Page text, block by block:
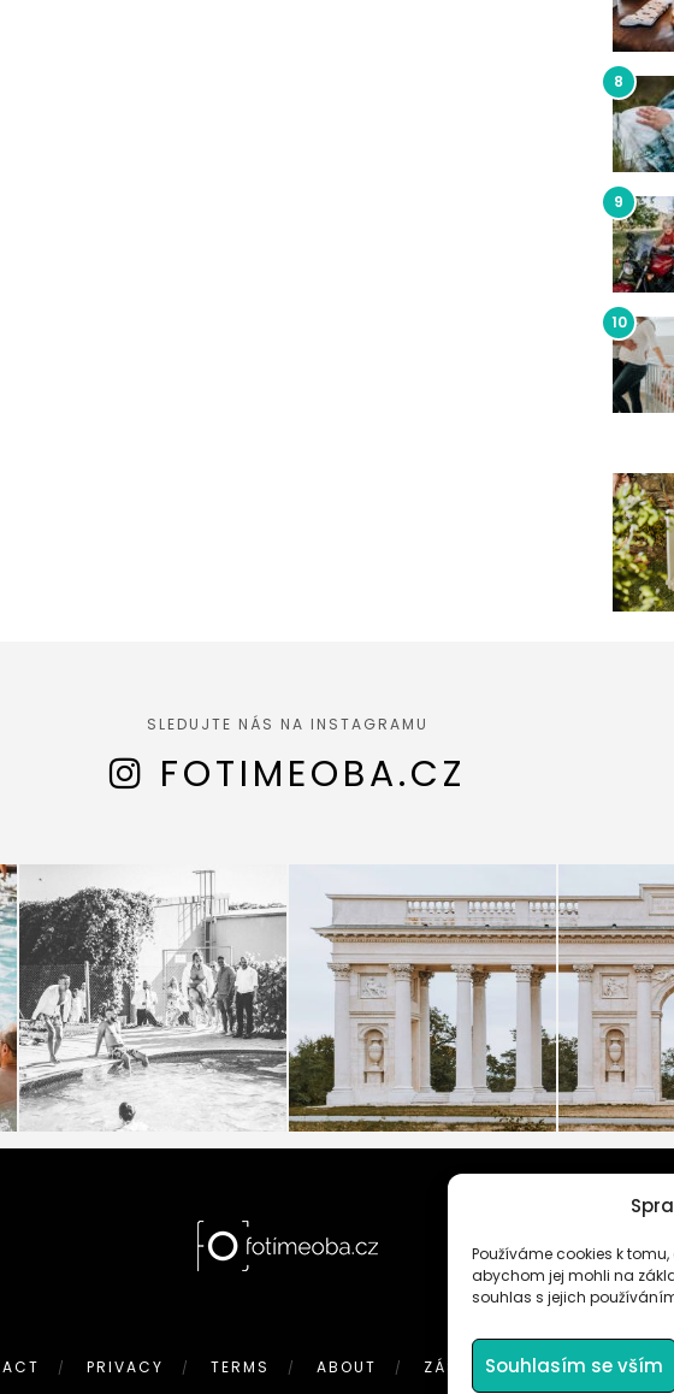
Používáme cookies k
abychom jej mohli na
souhlas s jejich
Souhlasím se vším
8
9
10
SLEDUJTE NÁS NA INSTAGRAMU
FOTIMEOBA.CZ
Jsou dva druhy svateb… Jedny, kam
si snoubenci...
32 1
přání. Jelikož...
22 3
Martina a
PRIVACY TERMS ABOUT ZÁSADY COOKIES (EU)